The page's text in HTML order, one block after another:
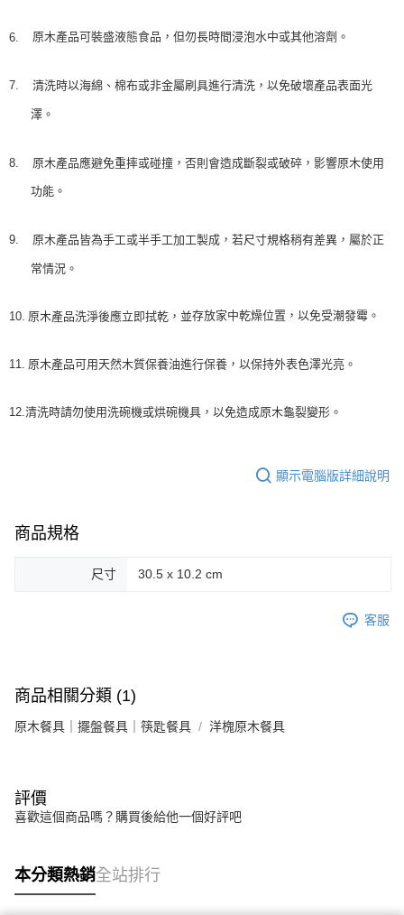
6. 原木產品可裝盛液態食品，但勿長時間浸泡水中或其他溶劑。
7. 清洗時以海綿、 棉布或非金屬刷具進行清洗，以免破壞產品表面光
澤。
8. 原木產品應避免重摔或碰撞，否則會造成斷裂或破碎，影響原木使用
功能。
9. 原木產品皆為手工或半手工加工製成，若尺寸規格稍有差異，屬於正
常情況。
10. 原木產品洗淨後應立即拭乾，並存放家中乾燥位置，以免受潮發霉。
11. 原木產品可用天然木質保養油進行保養，以保持外表色澤光亮。
12.清洗時請勿使用洗碗機或烘碗機具，以免造成原木龜裂變形。
顯示電腦版詳細說明
商品規格
尺寸 30.5 x 10.2 cm
客服
商品相關分類 (1)
原木餐具｜擺盤餐具｜筷匙餐具 洋槐原木餐具
評價
喜歡這個商品嗎？購買後給他一個好評吧
本分類熱銷全站排行